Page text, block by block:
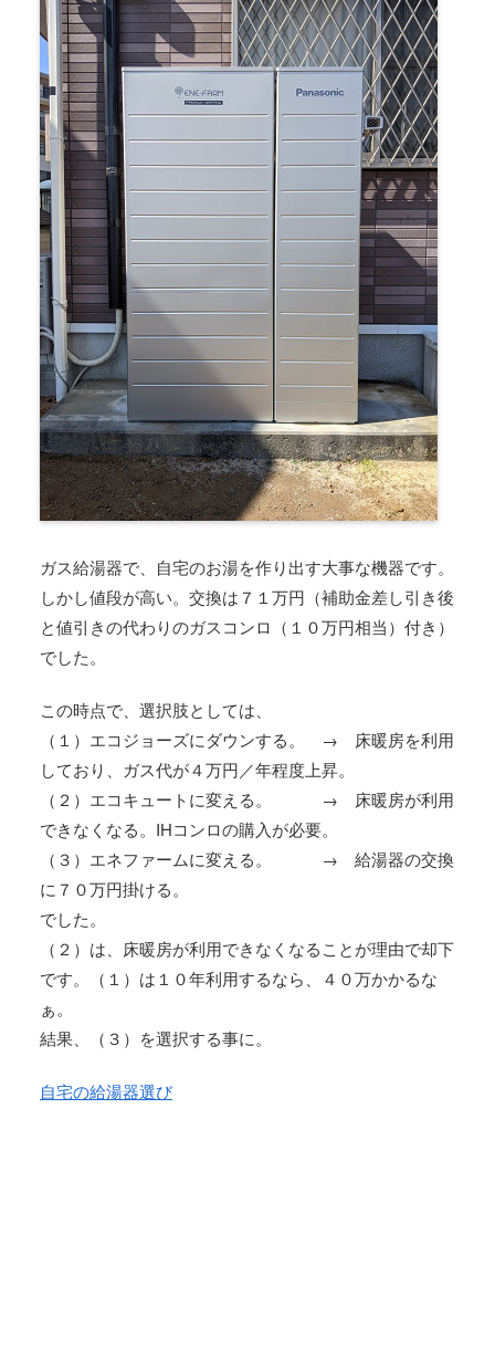
ガス給湯器で、自宅のお湯を作り出す大事な機器です。
しかし値段が高い。交換は７１万円（補助金差し引き後
と値引きの代わりのガスコンロ（１０万円相当）付き）
でした。
この時点で、選択肢としては、
（１）エコジョーズにダウンする。 → 床暖房を利用
しており、ガス代が４万円／年程度上昇。
（２）エコキュートに変える。 → 床暖房が利用
できなくなる。IHコンロの購入が必要。
（３）エネファームに変える。 → 給湯器の交換
に７０万円掛ける。
でした。
（２）は、床暖房が利用できなくなることが理由で却下
です。（１）は１０年利用するなら、４０万かかるな
ぁ。
結果、（３）を選択する事に。
自宅の給湯器選び